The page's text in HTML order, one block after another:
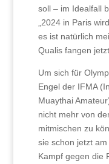
soll – im Idealfall
„2024 in Paris
es ist natürlich
Qualis fangen
Um sich für
Engel der IFMA
Muaythai
nicht mehr von
mitmischen zu
sie schon jetzt
Kampf gegen die